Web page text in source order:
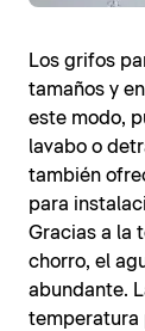
Los grifos
tamaños y
este modo,
lavabo o
también
para
Gracias a la
chorro, el
abundante.
temperatura